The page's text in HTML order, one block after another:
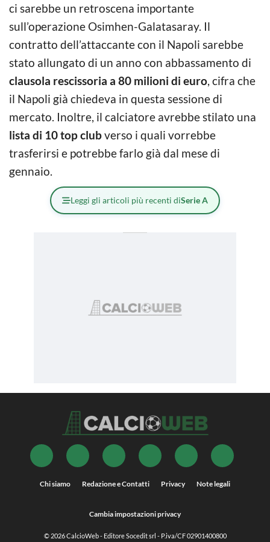
ci sarebbe un retroscena importante
sull’operazione Osimhen-Galatasaray. Il
contratto dell’attaccante con il Napoli sarebbe
stato allungato di un anno con abbassamento di
clausola rescissoria a 80 milioni di euro, cifra che
il Napoli già chiedeva in questa sessione di
mercato. Inoltre, il calciatore avrebbe stilato una
lista di 10 top clubverso i quali vorrebbe
trasferirsi e potrebbe farlo già dal mese di
gennaio.
Leggi gli articoli più recenti diSerie A
Chi siamo Redazione e Contatti Privacy Note legali
Cambia impostazioni privacy
© 2026CalcioWeb- Editore Socedit srl - P.iva/CF 02901400800